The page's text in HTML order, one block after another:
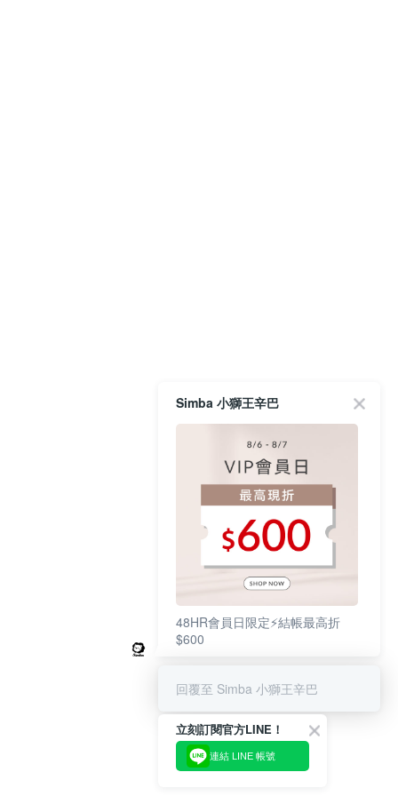
Simba 小獅王辛巴
48HR會員日限定⚡結帳最高折
$600
回覆至 Simba 小獅王辛巴
立刻訂閱官方LINE！
連結 LINE 帳號